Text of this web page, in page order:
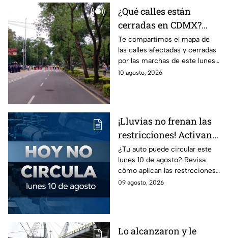
¿Qué calles están
cerradas en CDMX?
Vialidades afectadas
por marchas y
bloqueos de este lunes;
rutas alternas
Te compartimos el mapa de
las calles afectadas y cerradas
por las marchas de este lunes
en la CDMX; conoce las rutas
10 agosto, 2026
¡Lluvias no frenan las
restricciones! Activan
el Hoy No Circula para
estos automovilistas
este lunes
¿Tu auto puede circular este
lunes 10 de agosto? Revisa
cómo aplican las restrcciones
del Hoy No Circula en CDMX y
09 agosto, 2026
Lo alcanzaron y le